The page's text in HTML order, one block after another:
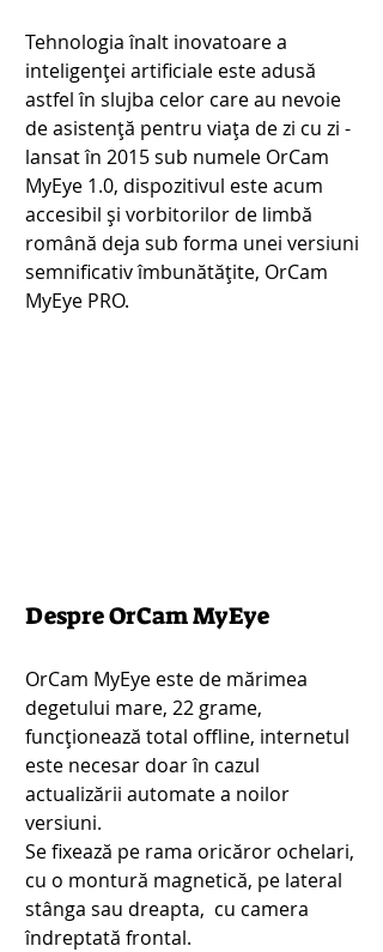
Tehnologia înalt inovatoare a
inteligenței artificiale este adusă
astfel în slujba celor care au nevoie
de asistență pentru viața de zi cu zi -
lansat în 2015 sub numele OrCam
MyEye 1.0, dispozitivul este acum
accesibil și vorbitorilor de limbă
română deja sub forma unei versiuni
semnificativ îmbunătățite, OrCam
MyEye PRO.
Despre OrCam MyEye
OrCam MyEye este de mărimea
degetului mare, 22 grame,
funcționează total offline, internetul
este necesar doar în cazul
actualizării automate a noilor
versiuni.
Se fixează pe rama oricăror ochelari,
cu o montură magnetică, pe lateral
stânga sau dreapta,  cu camera
îndreptată frontal.